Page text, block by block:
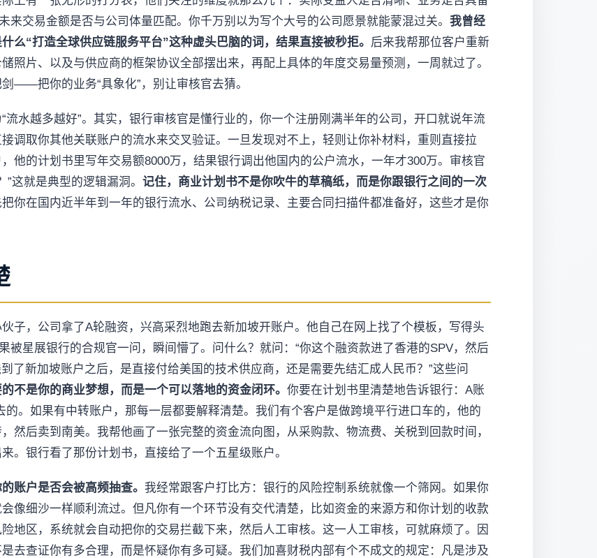
来交易金额是否与公司体量匹配。你千万别以为写个大号的公司愿景就能蒙混过关。 我曾经
么“打造全球供应链服务平台”这种虚头巴脑的词，结果直接被秒拒。 后来我帮那位客户重新
照片、以及与供应商的框架协议全部摆出来，再配上具体的年度交易量预测，一周就过了。
——把你的业务“具象化”，别让审核官去猜。
水越多越好”。其实，银行审核官是懂行业的，你一个注册刚满半年的公司，开口就说年流
调取你其他关联账户的流水来交叉验证。一旦发现对不上，轻则让你补材料，重则直接拉
他的计划书里写年交易额8000万，结果银行调出他国内的公户流水，一年才300万。审核官
这就是典型的逻辑漏洞。 记住，商业计划书不是你吹牛的草稿纸，而是你跟银行之间的一次
你在国内近半年到一年的银行流水、公司纳税记录、主要合同扫描件都准备好，这些才是你
子，公司拿了A轮融资，兴高采烈地跑去新加坡开账户。他自己在网上找了个模板，写得头
被星展银行的合规官一问，瞬间懵了。问什么？就问：“你这个融资款进了香港的SPV，然后
了新加坡账户之后，是直接付给美国的技术供应商，还是需要先结汇成人民币？”这些问
不是你的商业梦想，而是一个可以落地的资金闭环。 你要在计划书里清楚地告诉银行：A账
。如果有中转账户，那每一层都要解释清楚。我们有个客户是做跨境平行进口车的，他的
然后卖到南美。我帮他画了一张完整的资金流向图，从采购款、物流费、关税到回款时间，
。银行看了那份计划书，直接给了一个五星级账户。
账户是否会被高频抽查。 我经常跟客户打比方：银行的风险控制系统就像一个筛网。如果你
像细沙一样顺利流过。但凡你有一个环节没有交代清楚，比如资金的来源方和你计划的收款
地区，系统就会自动把你的交易拦截下来，然后人工审核。这一人工审核，可就麻烦了。因
去查证你有多合理，而是怀疑你有多可疑。我们加喜财税内部有个不成文的规定：凡是涉及